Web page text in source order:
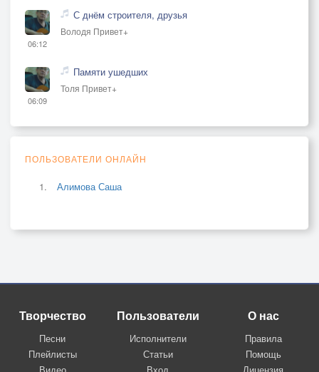
06:12
С днём строителя, друзья
Володя Привет+
06:09
Памяти ушедших
Толя Привет+
ПОЛЬЗОВАТЕЛИ ОНЛАЙН
Алимова Саша
Творчество
Песни
Плейлисты
Пользователи
Исполнители
Статьи
О нас
Правила
Помощь